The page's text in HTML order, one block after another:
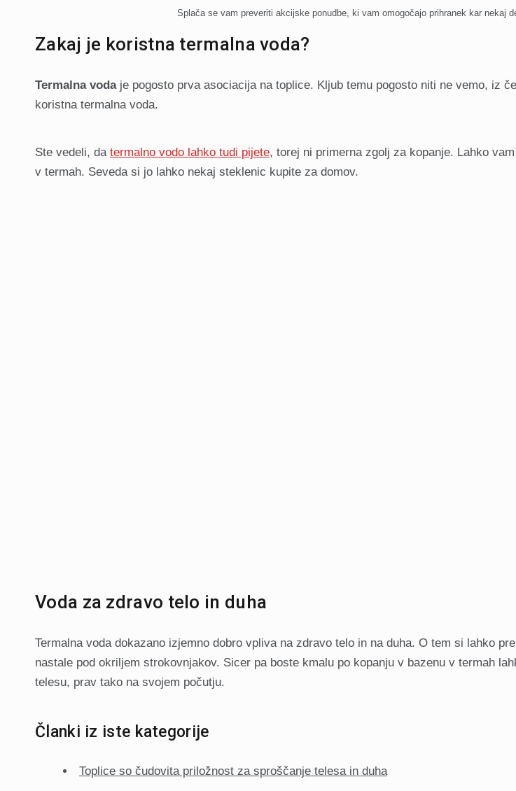
Splača se vam preveriti akcijske ponudbe, ki vam omogočajo prihranek kar nekaj
Zakaj je koristna termalna voda?
Termalna vodaje pogosto prva asociacija na toplice. Kljub temu pogosto niti ne vemo, iz
koristna termalna voda.
Ste vedeli, da termalno vodo lahko tudi pijete, torej ni primerna zgolj za kopanje. Lahko
v termah. Seveda si jo lahko nekaj steklenic kupite za domov.
Voda za zdravo telo in duha
Termalna voda dokazano izjemno dobro vpliva na zdravo telo in na duha. O tem si lahko
nastale pod okriljem strokovnjakov. Sicer pa boste kmalu po kopanju v bazenu v termah
telesu, prav tako na svojem počutju.
Članki iz iste kategorije
Toplice so čudovita priložnost za sproščanje telesa in duha